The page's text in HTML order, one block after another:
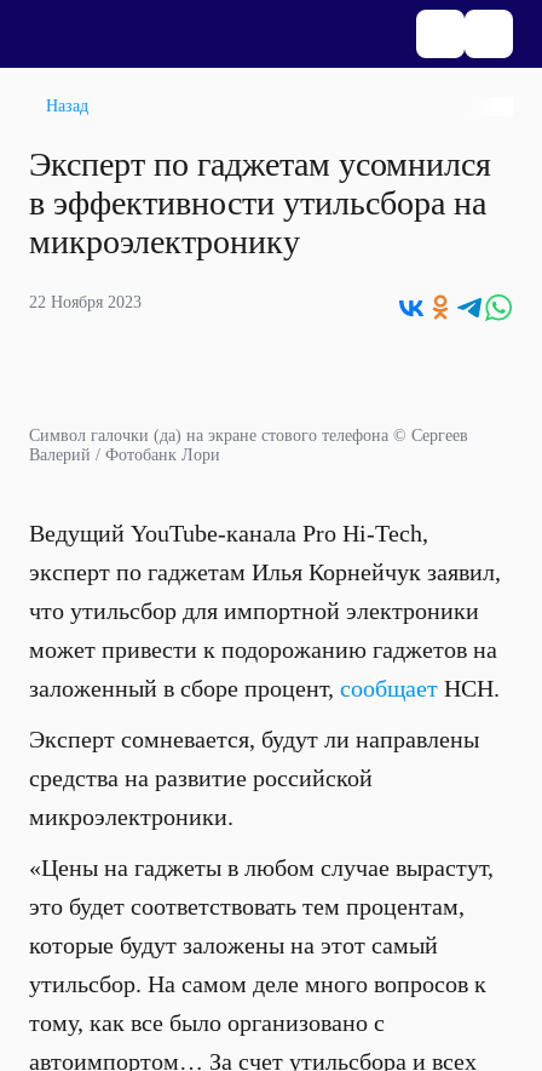
Назад
Эксперт по гаджетам усомнился
в эффективности утильсбора на
микроэлектронику
22 Ноября 2023
Символ галочки (да) на экране стового телефона © Сергеев
Валерий / Фотобанк Лори
Ведущий YouTube-канала Pro Hi-Tech,
эксперт по гаджетам Илья Корнейчук заявил,
что утильсбор для импортной электроники
может привести к подорожанию гаджетов на
заложенный в сборе процент, сообщает НСН.
Эксперт сомневается, будут ли направлены
средства на развитие российской
микроэлектроники.
«Цены на гаджеты в любом случае вырастут,
это будет соответствовать тем процентам,
которые будут заложены на этот самый
утильсбор. На самом деле много вопросов к
тому, как все было организовано с
автоимпортом… За счет утильсбора и всех